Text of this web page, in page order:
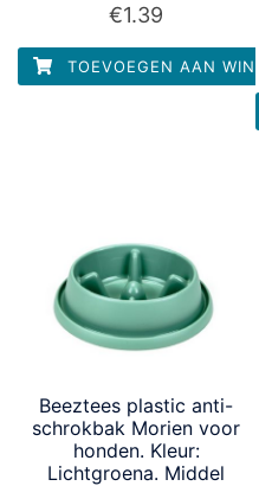
5
€1.39
TOEVOEGEN AAN
Beeztees plastic anti-
schrokbak Morien voor
honden. Kleur:
Lichtgroena. Middel